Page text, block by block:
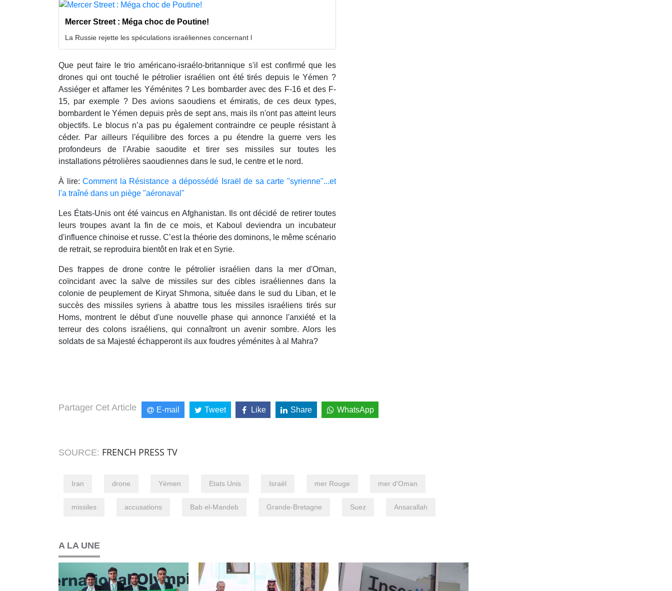
Mercer Street : Méga choc de Poutine!
La Russie rejette les spéculations israéliennes concernant l
Que peut faire le trio américano-israélo-britannique s'il est confirmé que les
drones qui ont touché le pétrolier israélien ont été tirés depuis le Yémen ?
Assiéger et affamer les Yéménites ? Les bombarder avec des F-16 et des F-
15, par exemple ? Des avions saoudiens et émiratis, de ces deux types,
bombardent le Yémen depuis près de sept ans, mais ils n'ont pas atteint leurs
objectifs. Le blocus n’a pas pu également contraindre ce peuple résistant à
céder. Par ailleurs l'équilibre des forces a pu étendre la guerre vers les
profondeurs de l'Arabie saoudite et tirer ses missiles sur toutes les
installations pétrolières saoudiennes dans le sud, le centre et le nord.
À lire:Comment la Résistance a dépossédé Israël de sa carte "syrienne"...et
l'a traîné dans un piège "aéronaval"
Les États-Unis ont été vaincus en Afghanistan. Ils ont décidé de retirer toutes
leurs troupes avant la fin de ce mois, et Kaboul deviendra un incubateur
d'influence chinoise et russe. C’est la théorie des dominons, le même scénario
de retrait, se reproduira bientôt en Irak et en Syrie.
Des frappes de drone contre le pétrolier israélien dans la mer d'Oman,
coïncidant avec la salve de missiles sur des cibles israéliennes dans la
colonie de peuplement de Kiryat Shmona, située dans le sud du Liban, et le
succès des missiles syriens à abattre tous les missiles israéliens tirés sur
Homs, montrent le début d'une nouvelle phase qui annonce l'anxiété et la
terreur des colons israéliens, qui connaîtront un avenir sombre. Alors les
soldats de sa Majesté échapperont ils aux foudres yéménites à al Mahra?
Partager Cet Article E-mail Tweet Like Share WhatsApp
SOURCE: FRENCH PRESS TV
Iran drone Yémen Etats Unis Israël mer Rouge mer d'Oman
missiles accusations Bab el-Mandeb Grande-Bretagne Suez Ansarallah
A LA UNE